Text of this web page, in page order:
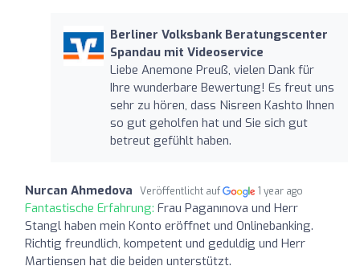
Berliner Volksbank Beratungscenter
Spandau mit Videoservice
Liebe Anemone Preuß, vielen Dank für
Ihre wunderbare Bewertung! Es freut uns
sehr zu hören, dass Nisreen Kashto Ihnen
so gut geholfen hat und Sie sich gut
betreut gefühlt haben.
Nurcan Ahmedova Veröffentlicht auf 1 year ago
Fantastische Erfahrung: Frau Paganınova und Herr
Stangl haben mein Konto eröffnet und Onlinebanking.
Richtig freundlich, kompetent und geduldig und Herr
Martiensen hat die beiden unterstützt.